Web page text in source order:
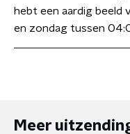
hebt een aardig beeld
en zondag tussen
Meer